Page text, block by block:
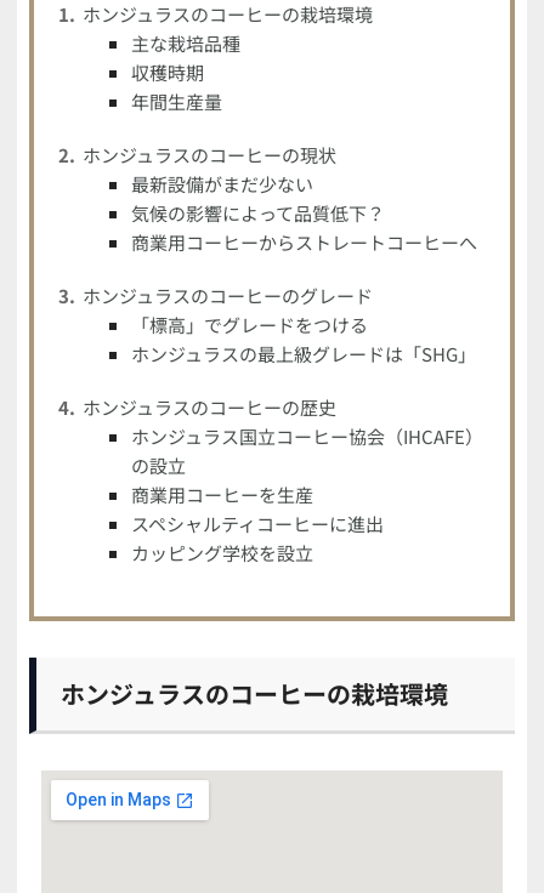
ホンジュラスのコーヒーの栽培環境
主な栽培品種
収穫時期
年間生産量
ホンジュラスのコーヒーの現状
最新設備がまだ少ない
気候の影響によって品質低下？
商業用コーヒーからストレートコーヒーへ
ホンジュラスのコーヒーのグレード
「標高」でグレードをつける
ホンジュラスの最上級グレードは「SHG」
ホンジュラスのコーヒーの歴史
ホンジュラス国立コーヒー協会（IHCAFE）
の設立
商業用コーヒーを生産
スペシャルティコーヒーに進出
カッピング学校を設立
ホンジュラスのコーヒーの栽培環境